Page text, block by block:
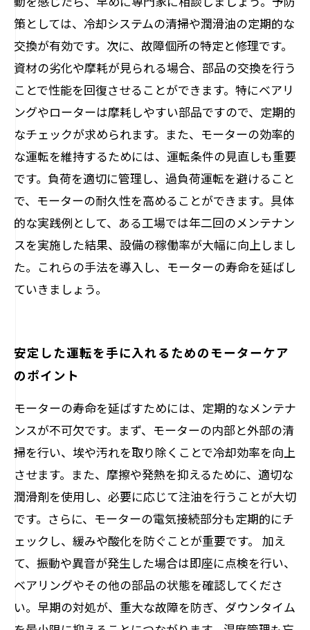
策としては、冷却システムの清掃や潤滑油の定期的な
交換が有効です。次に、故障個所の特定と修理です。
資材の劣化や摩耗が見られる場合、部品の交換を行う
ことで性能を回復させることができます。特にベアリ
ングやローターは摩耗しやすい部品ですので、定期的
なチェックが求められます。また、モーターの効率的
な運転を維持するためには、運転条件の見直しも重要
です。負荷を適切に管理し、過負荷運転を避けること
で、モーターの耐久性を高めることができます。具体
的な実践例として、ある工場では年二回のメンテナン
スを実施した結果、設備の稼働率が大幅に向上しまし
た。これらの手法を導入し、モーターの寿命を延ばし
ていきましょう。
安定した運転を手に入れるためのモーターケア
のポイント
モーターの寿命を延ばすためには、定期的なメンテナ
ンスが不可欠です。まず、モーターの内部と外部の清
掃を行い、埃や汚れを取り除くことで冷却効率を向上
させます。また、摩擦や発熱を抑えるために、適切な
潤滑剤を使用し、必要に応じて注油を行うことが大切
です。さらに、モーターの電気接続部分も定期的にチ
ェックし、緩みや酸化を防ぐことが重要です。 加え
て、振動や異音が発生した場合は即座に点検を行い、
ベアリングやその他の部品の状態を確認してくださ
い。早期の対処が、重大な故障を防ぎ、ダウンタイム